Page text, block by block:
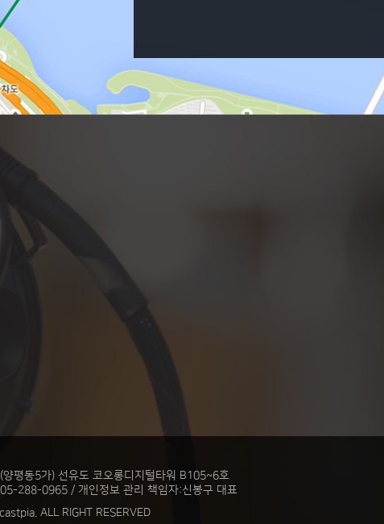
평동5가) 선유도 코오롱디지털타워 B105~6호
288-0965 / 개인정보 관리 책임자:신봉구 대표
ALL RIGHT RESERVED